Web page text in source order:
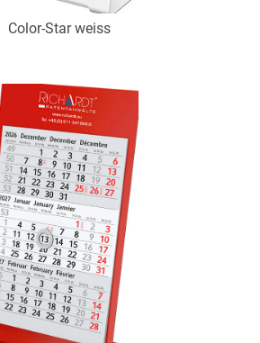
Color-Star weiss
Art.-Nr.: K53108
Verfügbar
Zum Merkzettel hinzufügen